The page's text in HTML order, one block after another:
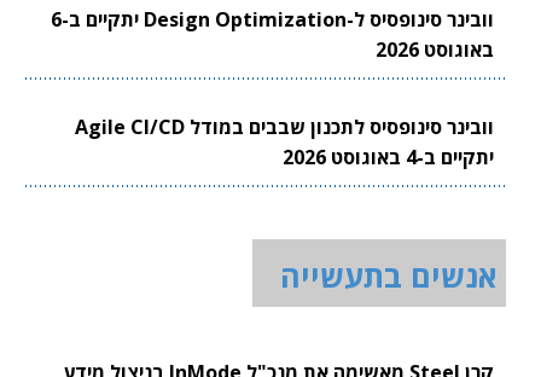
וובינר סינופסיס ל-Design Optimization יתקיים ב-6
באוגוסט 2026
וובינר סינופסיס לתכנון שבבים במודל Agile CI/CD
יתקיים ב-4 באוגוסט 2026
אנשים בתעשייה
קרן Steel מאשימה את מנכ"ל InMode בניצול מידע